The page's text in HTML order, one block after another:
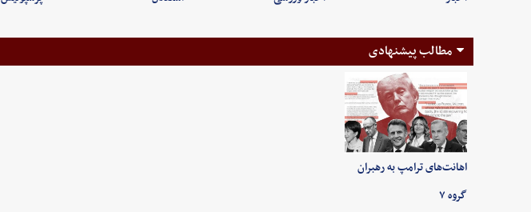
مطالب پیشنهادی
اهانت‌های ترامپ به رهبران
گروه ۷